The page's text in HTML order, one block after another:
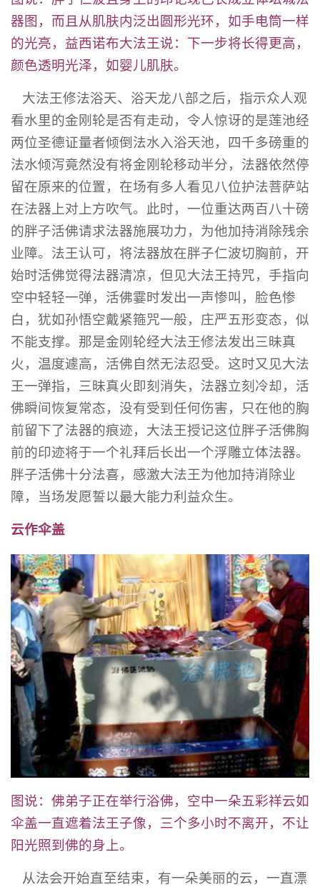
器图，而且从肌肤内泛出圆形光环，如手电筒一样
的光亮，益西诺布大法王说：下一步将长得更高，
颜色透明光泽，如婴儿肌肤。
大法王修法浴天、浴天龙八部之后，指示众人观
看水里的金刚轮是否有走动，令人惊讶的是莲池经
两位圣德证量者倾倒法水入浴天池，四千多磅重的
法水倾泻竟然没有将金刚轮移动半分，法器依然停
留在原来的位置，在场有多人看见八位护法菩萨站
在法器上对上方吹气。此时，一位重达两百八十磅
的胖子活佛请求法器施展功力，为他加持消除残余
业障。法王认可，将法器放在胖子仁波切胸前，开
始时活佛觉得法器清凉，但见大法王持咒，手指向
空中轻轻一弹，活佛霎时发出一声惨叫，脸色惨
白，犹如孙悟空戴紧箍咒一般，庄严五形变态，似
不能支撑。那是金刚轮经大法王修法发出三昧真
火，温度遽高，活佛自然无法忍受。这时又见大法
王一弹指，三昧真火即刻消失，法器立刻冷却，活
佛瞬间恢复常态，没有受到任何伤害，只在他的胸
前留下了法器的痕迹，大法王授记这位胖子活佛胸
前的印迹将于一个礼拜后长出一个浮雕立体法器。
胖子活佛十分法喜，感激大法王为他加持消除业
障，当场发愿誓以最大能力利益众生。
云作伞盖
图说：佛弟子正在举行浴佛，空中一朵五彩祥云如
伞盖一直遮着法王子像，三个多小时不离开，不让
阳光照到佛的身上。
从法会开始直至结束，有一朵美丽的云，一直漂